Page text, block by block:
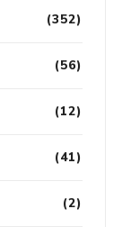
(352)
(56)
(12)
(41)
(2)